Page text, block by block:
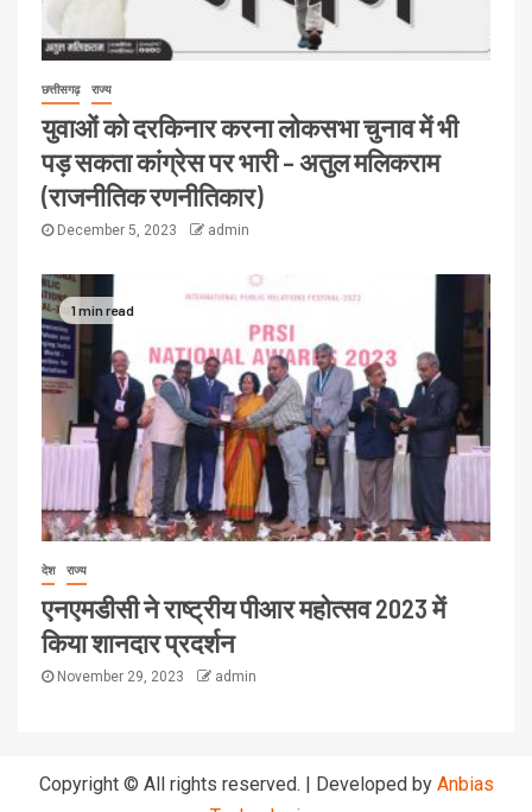
छत्तीसगढ़ राज्य
युवाओं को दरकिनार करना लोकसभा चुनाव में भी
पड़ सकता कांग्रेस पर भारी – अतुल मलिकराम
(राजनीतिक रणनीतिकार)
December 5, 2023 admin
1 min read
देश राज्य
एनएमडीसी ने राष्ट्रीय पीआर महोत्सव 2023 में
किया शानदार प्रदर्शन
November 29, 2023 admin
Copyright © All rights reserved. | Developed by Anbias